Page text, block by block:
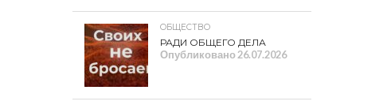
ОБЩЕСТВО
РАДИ ОБЩЕГО ДЕЛА
Опубликовано26.07.2026